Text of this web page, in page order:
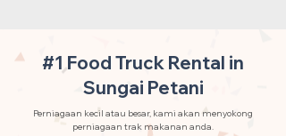
#1 Food Truck Rental in
Sungai Petani
Perniagaan kecil atau besar, kami akan menyokong
perniagaan trak makanan anda.